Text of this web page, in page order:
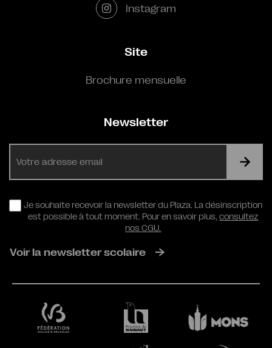
Instagram
Site
Brochure mensuelle
Newsletter
RGPD
Je souhaite recevoir la newsletter du Plaza. La désinscription
est possible à tout moment. Pour en savoir plus,consultez
nos CGU.
Voir la newsletter scolaire